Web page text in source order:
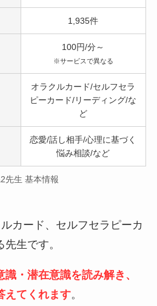
1,935件
100円/分～
※サービスで異なる
オラクルカード/セルフセラ
ピーカード/リーディング/な
ど
恋愛/話し相手/心理に基づく
悩み相談/など
先生 基本情報
カード、セルフセラピーカ
生です。
識・潜在意識を読み解き、
えてくれます。